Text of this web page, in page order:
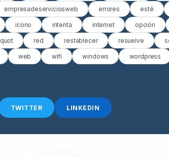
empresadeserviciosweb errores esté
icono intenta internet opción
quot red restablecer resuelve
web wifi windows wordpress
TWITTER LINKEDIN